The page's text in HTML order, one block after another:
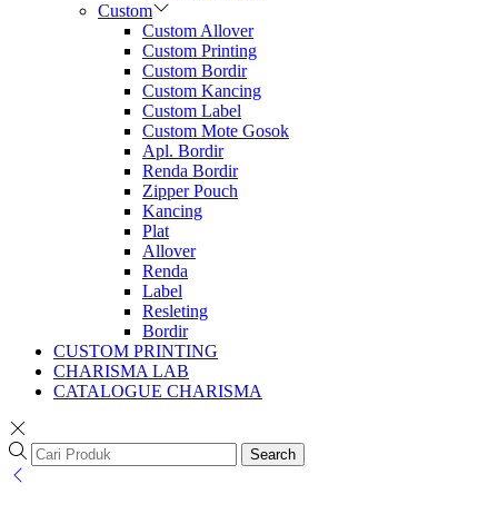
Custom
Custom Allover
Custom Printing
Custom Bordir
Custom Kancing
Custom Label
Custom Mote Gosok
Apl. Bordir
Renda Bordir
Zipper Pouch
Kancing
Plat
Allover
Renda
Label
Resleting
Bordir
CUSTOM PRINTING
CHARISMA LAB
CATALOGUE CHARISMA
Search